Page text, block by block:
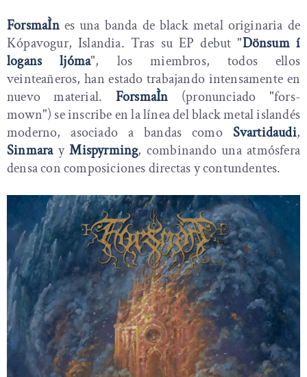
ForsmaÌnes una banda de black metal originaria de
Kópavogur, Islandia. Tras su EP debut "Dönsum í
logans ljóma", los miembros, todos ellos
veinteañeros, han estado trabajando intensamente en
nuevo material. ForsmaÌn (pronunciado "fors-
mown") se inscribe en la línea del black metal islandés
moderno, asociado a bandas como Svartidaudi,
Sinmara yMispyrming, combinando una atmósfera
densa con composiciones directas y contundentes.